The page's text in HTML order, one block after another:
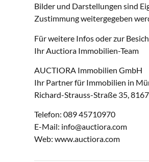
Bilder und Darstellungen sind
Zustimmung weitergegeben
Für weitere Infos oder zur
Ihr Auctiora Immobilien-Team
AUCTIORA Immobilien GmbH
Ihr Partner für Immobilien in
Richard-Strauss-Straße 35,
Telefon: 089 45710970
E-Mail: info@auctiora.com
Web: www.auctiora.com